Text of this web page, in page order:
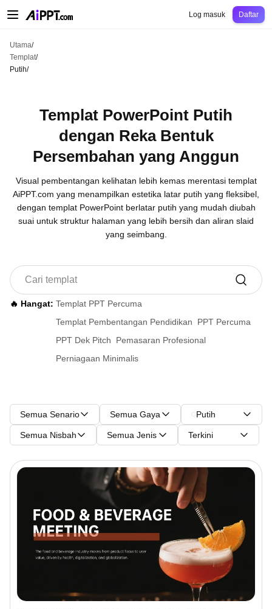
PendidikanGuru
Log masuk Daftar
Utama/
Templat/
Putih/
Templat PowerPoint Putih
dengan Reka Bentuk
Persembahan yang Anggun
Visual pembentangan kelihatan lebih kemas merentasi templat
AiPPT.com yang menampilkan estetika latar putih yang fleksibel,
dengan templat PowerPoint berlatar putih yang mudah diubah
suai untuk struktur halaman yang lebih bersih dan aliran slaid
yang seimbang.
🔥 Hangat: Templat PPT Percuma
Templat Pembentangan Pendidikan
PPT Percuma
PPT Dek Pitch
Pemasaran Profesional
Perniagaan Minimalis
Semua Senario Semua Gaya Putih
Semua Nisbah Semua Jenis Terkini